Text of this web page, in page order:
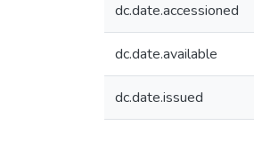
dc.date.accessioned
dc.date.available
dc.date.issued